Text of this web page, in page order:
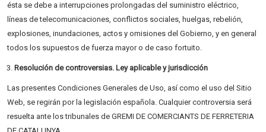
ésta se debe a interrupciones prolongadas del suministro eléctrico,
líneas de telecomunicaciones, conflictos sociales, huelgas, rebelión,
explosiones, inundaciones, actos y omisiones del Gobierno, y en general
todos los supuestos de fuerza mayor o de caso fortuito.
Resolución de controversias. Ley aplicable y jurisdicción
Las presentes Condiciones Generales de Uso, así como el uso del Sitio
Web, se regirán por la legislación española. Cualquier controversia será
resuelta ante los tribunales de GREMI DE COMERCIANTS DE FERRETERIA